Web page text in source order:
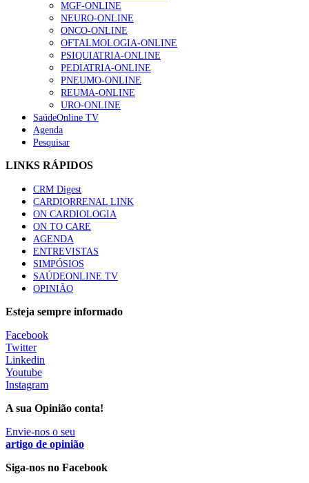
Quase quatro em cada dez doentes com enfarte
apresentavam níveis elevados de Lp(a), revela estudo
86 visualizações
“Os programas de rastreio do cancro do pulmão são
custo-efetivos e representam um investimento
sustentável para os sistemas de saúde”
66 visualizações
Trodelvy aprovado para primeira linha no cancro da
elegíveis para inibidores PD-(L)1
61 visualizações
Especialistas defendem mais potássio na alimentação
para ajudar a controlar a hipertensão
57 visualizações
MAIS NOTÍCIAS
Governo revê despacho sobre atividade urgente após críticas do
setor
4 Ago, 2026
Estudo relaciona exposição a pesticidas na infância com idade
da primeira menstruação
28 Jul, 2026
MGF-ONLINE
NEURO-ONLINE
ONCO-ONLINE
OFTALMOLOGIA-ONLINE
PSIQUIATRIA-ONLINE
PEDIATRIA-ONLINE
PNEUMO-ONLINE
REUMA-ONLINE
URO-ONLINE
SaúdeOnline TV
Agenda
Pesquisar
LINKS RÁPIDOS
CRM Digest
CARDIORRENAL LINK
ON CARDIOLOGIA
ON TO CARE
AGENDA
ENTREVISTAS
SIMPÓSIOS
SAÚDEONLINE.TV
OPINIÃO
Esteja sempre informado
Facebook
Twitter
Linkedin
Youtube
Instagram
A sua Opinião conta!
Envie-nos o seu
artigo de opinião
Siga-nos no Facebook